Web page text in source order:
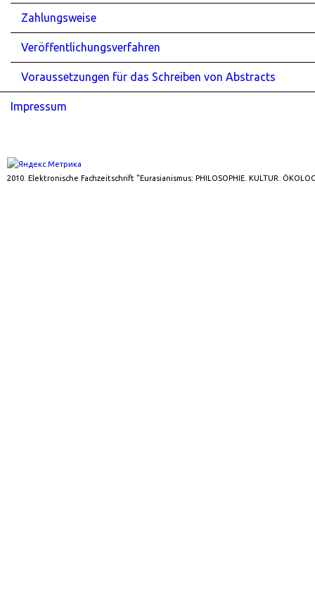
Zahlungsweise
Veröffentlichungsverfahren
Voraussetzungen für das Schreiben von Abstracts
Impressum
2010. Elektronische Fachzeitschrift "Eurasianismus: PHILOSOPHIE. KULTUR.